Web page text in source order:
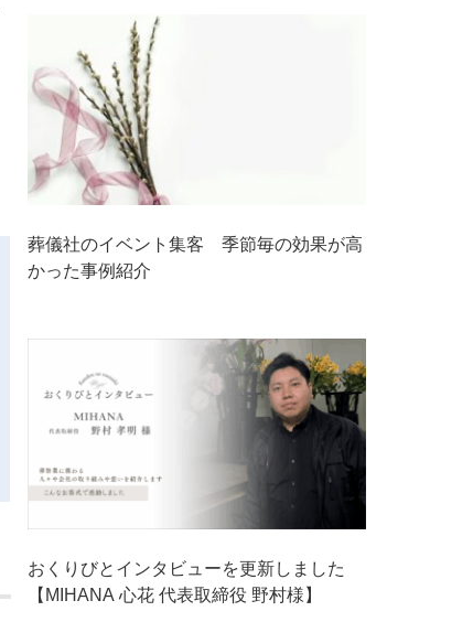
葬儀社のイベント集客 季節毎の効果が高
かった事例紹介
おくりびとインタビューを更新しました
【MIHANA 心花 代表取締役 野村様】